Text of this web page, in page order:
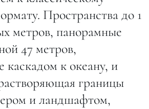
Пространства до 1
метров, панорамные
47 метров,
каскадом к океану, и
границы
и ландшафтом,